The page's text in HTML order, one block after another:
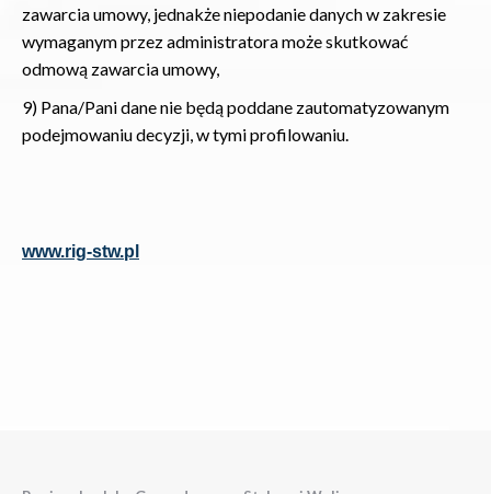
zawarcia umowy, jednakże niepodanie danych w zakresie
wymaganym przez administratora może skutkować
odmową zawarcia umowy,
9) Pana/Pani dane nie będą poddane zautomatyzowanym
podejmowaniu decyzji, w tymi profilowaniu.
www.rig-stw.pl